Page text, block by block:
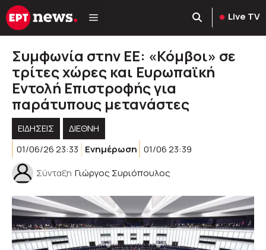
Μετάβαση
σε
Live TV
Συμφωνία στην ΕΕ: «Κόμβοι» σε
τρίτες χώρες και Ευρωπαϊκή
Εντολή Επιστροφής για
παράτυπους μετανάστες
ΕΙΔΗΣΕΙΣ
ΔΙΕΘΝΗ
01/06/26 23:33
Ενημέρωση 01/06 23:39
Σύνταξη Γιώργος Συριόπουλος